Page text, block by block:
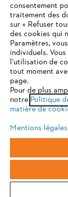
ANDREAS STIHL
België/Belgique
VAT Number: BE
VOTRE
N'EST
Vous utilisez
en charge, et
peuvent
optimale de
l'un des
firefox
consentement
traitement des
sur « Refuser
des cookies qui
Paramètres,
individuels.
l’utilisation de
tout moment
page.
Pour de plus
notre Politique
matière de
Mentions légales